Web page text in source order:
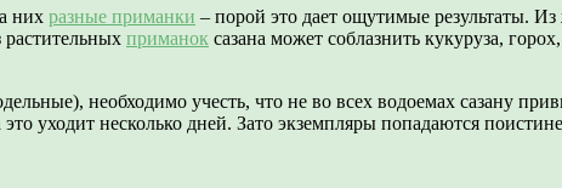
них разные приманки – порой это дает ощутимые результаты.
приманок сазана может соблазнить кукуруза,
необходимо учесть, что не во всех водоемах сазану
уходит несколько дней. Зато экземпляры попадаются